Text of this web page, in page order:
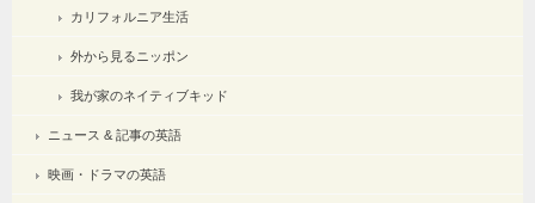
カリフォルニア生活
外から見るニッポン
我が家のネイティブキッド
ニュース & 記事の英語
映画・ドラマの英語